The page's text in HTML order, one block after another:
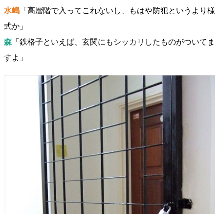
水嶋 「高層階で入ってこれないし、もはや防犯というより様
式か」
森「鉄格子といえば、玄関にもシッカリしたものがついてま
すよ」